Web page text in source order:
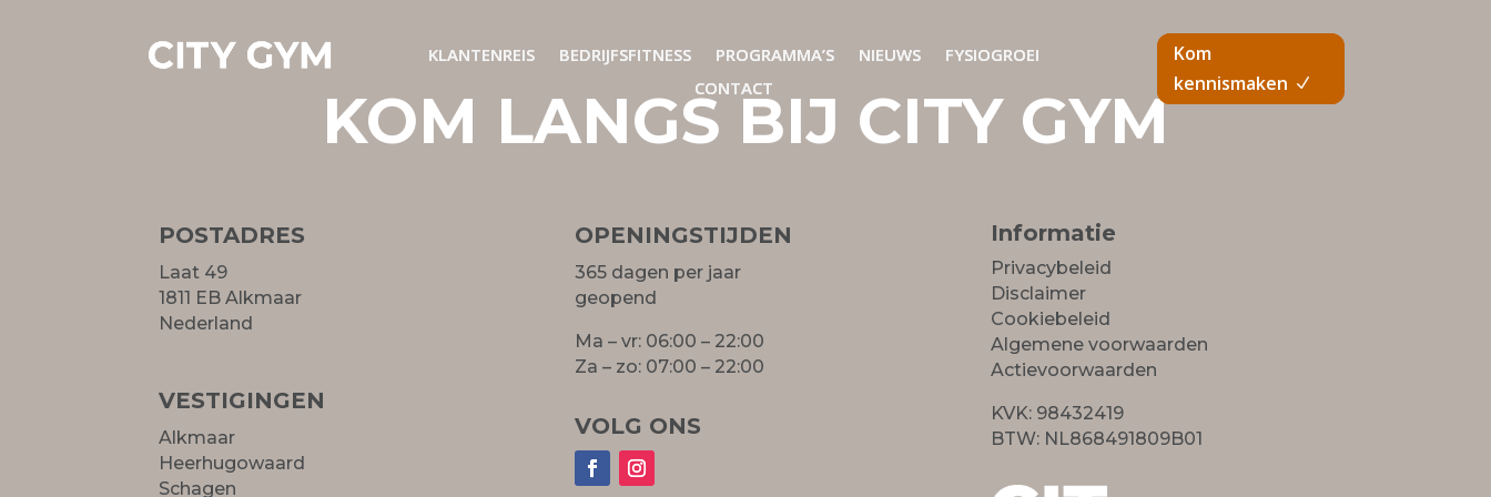
KLANTENREIS BEDRIJFSFITNESS PROGRAMMA’S NIEUWS
FYSIOGROEI
CONTACT
Kom
kennismaken
KLANTENREIS BEDRIJFSFITNESS PROGRAMMA’S NIEUWS
FYSIOGROEI
CONTACT
Kom
kennismaken
KOM LANGS BIJ CITY GYM
POSTADRES
Laat 49
1811 EB Alkmaar
Nederland
VESTIGINGEN
Alkmaar
Heerhugowaard
Schagen
OPENINGSTIJDEN
365 dagen per jaar
geopend
Ma – vr: 06:00 – 22:00
Za – zo: 07:00 – 22:00
VOLG ONS
Informatie
Privacybeleid
Disclaimer
Cookiebeleid
Algemene voorwaarden
Actievoorwaarden
KVK: 98432419
BTW: NL868491809B01